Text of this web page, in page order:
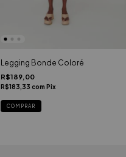
Legging Bonde Coloré
R$189,00
R$183,33 com Pix
COMPRAR